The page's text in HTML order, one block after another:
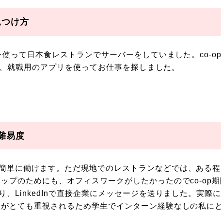
け方
って日本食レストランでサーバーをしていました。co-
就職用のアプリを使ってお仕事を探しました。
易度
単に働けます。ただ現地でのレストランなどでは、ある
プのためにも、オフィスワークがしたかったのでco-op
、LinkedInで直接企業にメッセージを送りました。実際
とても重視されるため学生でインターン経験なしの私に